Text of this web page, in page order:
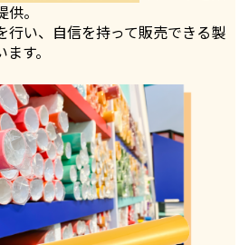
。
行い、自信を持って販売できる製
す。